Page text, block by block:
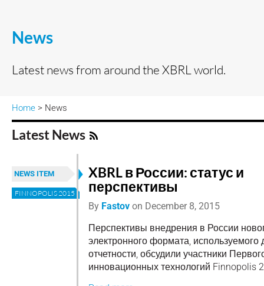
News
Latest news from around the XBRL world.
Home > News
Latest News
NEWS ITEM
FINNOPOLIS 2015
XBRL в России: статус и
перспективы
By Fastov on December 8, 2015
Перспективы внедрения в России
электронного формата, используемого
отчетности, обсудили участники
инновационных технологий Finnopolis